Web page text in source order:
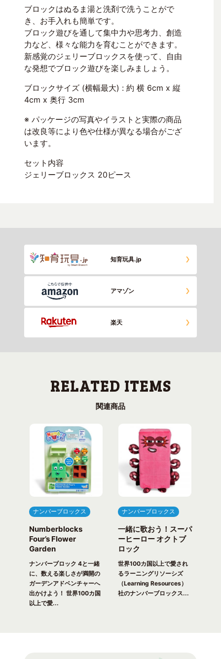
ブロックはぬるま湯と洗剤で洗うことがで
き、お手入れも簡単です。
ブロック遊びを通して集中力や思考力、創造
力など、様々な能力を育むことができます。
新感覚のジェリーブロックスを使って、自由
な発想でブロック遊びを楽しみましょう。
ブロックサイズ (横幅最大) : 約 横 6cm x 縦
4cm x 奥行 3cm
※ パッケージの写真やイラストと実際の商品
は改良等により色や仕様が異なる場合がござ
います。
セット内容
ジェリーブロックス 20ピース
知育玩具.jp
アマゾン
楽天
関連商品
ナンバーブロックス
Numberblocks
Four’s Flower
Garden
ナンバーブロック 4と一緒
に、数える楽しさが満開の
ガーデンアドベンチャーへ
出かけよう！ 世界100カ国
以上で愛...
ナンバーブロックス
一緒に歌おう！スーパ
ーヒーロー オクトブ
ロック
世界100カ国以上で愛され
るラーニングリソーシズ
（Learning Resources）
社のナンバーブロックス...